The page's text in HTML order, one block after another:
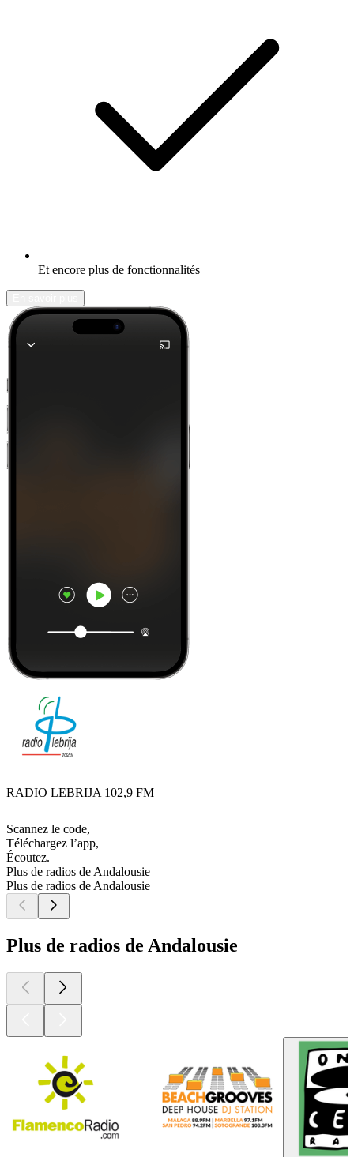
Et encore plus de fonctionnalités
RADIO LEBRIJA 102,9 FM
Scannez le code,
Téléchargez l’app,
Écoutez.
Plus de radios de Andalousie
Plus de radios de Andalousie
Plus de radios de Andalousie